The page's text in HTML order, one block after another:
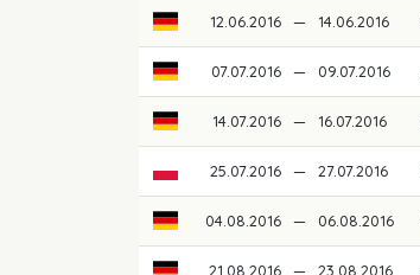
12.06.2016 — 14.06.2016
07.07.2016 — 09.07.2016
14.07.2016 — 16.07.2016
25.07.2016 — 27.07.2016
04.08.2016 — 06.08.2016
21.08.2016 — 23.08.2016